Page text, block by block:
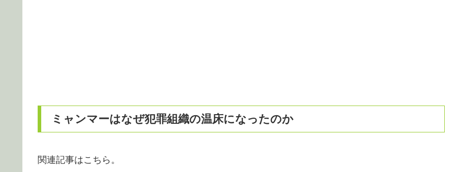
ミャンマーはなぜ犯罪組織の温床になったのか
関連記事はこちら。